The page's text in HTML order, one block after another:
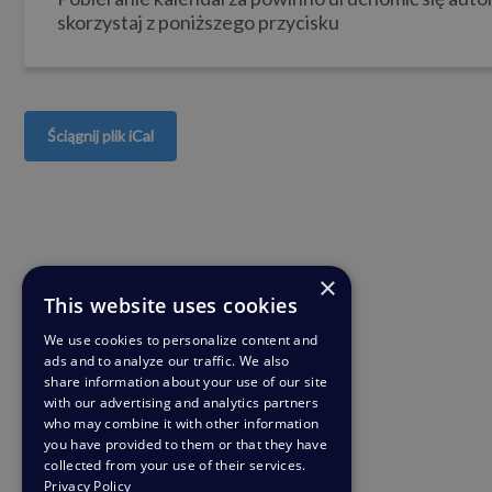
skorzystaj z poniższego przycisku
Ściągnij plik iCal
×
This website uses cookies
We use cookies to personalize content and
ads and to analyze our traffic. We also
share information about your use of our site
with our advertising and analytics partners
who may combine it with other information
you have provided to them or that they have
collected from your use of their services.
Privacy Policy